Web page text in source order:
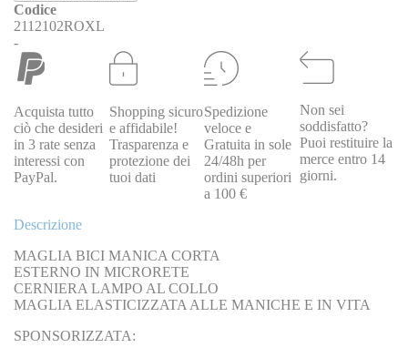
Codice
2112102ROXL
-
Acquista tutto
ciò che desideri
in 3 rate senza
interessi con
PayPal.
Shopping sicuro
e affidabile!
Trasparenza e
protezione dei
tuoi dati
Spedizione
veloce e
Gratuita in sole
24/48h per
ordini superiori
a 100 €
Non sei
soddisfatto?
Puoi restituire la
merce entro 14
giorni.
Descrizione
MAGLIA BICI MANICA CORTA
ESTERNO IN MICRORETE
CERNIERA LAMPO AL COLLO
MAGLIA ELASTICIZZATA ALLE MANICHE E IN VITA
SPONSORIZZATA: